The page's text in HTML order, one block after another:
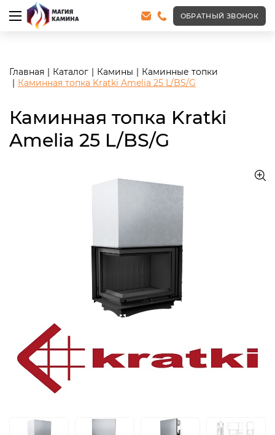
<meta name="robots" content="noindex, follow"/>
ОБРАТНЫЙ ЗВОНОК
Главная Каталог Камины
Каминные топки
Каминная топка Kratki Amelia 25 L/BS/G
Каминная топка Kratki
Amelia 25 L/BS/G